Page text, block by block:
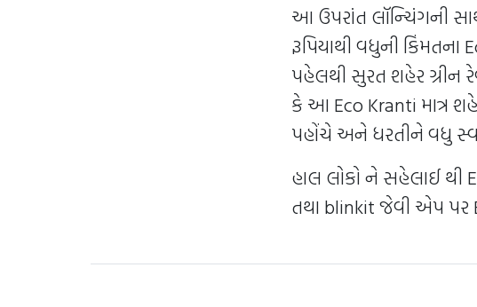
આ ઉપરાંત લૉન્ચિંગની
રૂપિયાથી વધુની
પહેલથી સુરત શહેર ગ્રીન
કે આ Eco Kranti માત્ર
પહોંચે અને ધરતીને વધુ
હાલ લોકો ને સહેલાઈ થી
તથા blinkit જેવી એપ પર